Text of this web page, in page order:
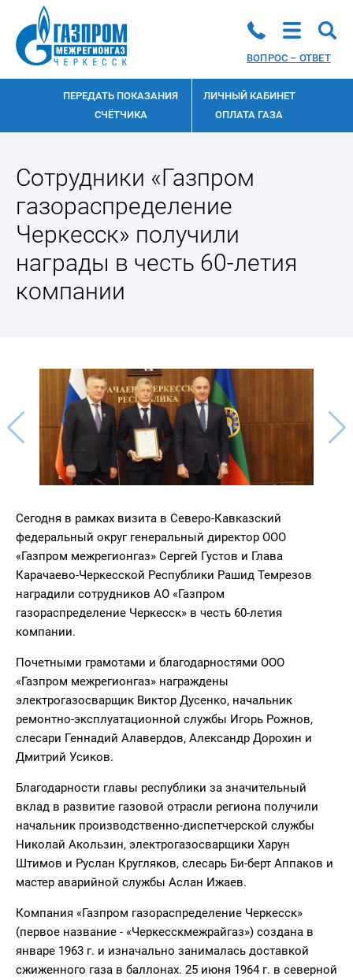
ВОПРОС – ОТВЕТ
ПЕРЕДАТЬ ПОКАЗАНИЯ
СЧЁТЧИКА
ЛИЧНЫЙ КАБИНЕТ
ОПЛАТА ГАЗА
Сотрудники «Газпром
газораспределение
Черкесск» получили
награды в честь 60-летия
компании
Сегодня в рамках визита в Северо-Кавказский
федеральный округ генеральный директор ООО
«Газпром межрегионгаз» Сергей Густов и Глава
Карачаево-Черкесской Республики Рашид Темрезов
наградили сотрудников АО «Газпром
газораспределение Черкесск» в честь 60-летия
компании.
Почетными грамотами и благодарностями ООО
«Газпром межрегионгаз» награждены
электрогазосварщик Виктор Дусенко, начальник
ремонтно-эксплуатационной службы Игорь Рожнов,
слесари Геннадий Алавердов, Александр Дорохин и
Дмитрий Усиков.
Благодарности главы республики за значительный
вклад в развитие газовой отрасли региона получили
начальник производственно-диспетчерской службы
Николай Акользин, электрогазосварщики Харун
Штимов и Руслан Кругляков, слесарь Би-берт Аппаков и
мастер аварийной службы Аслан Ижаев.
Компания «Газпром газораспределение Черкесск»
(первое название - «Черкесскмежрайгаз») создана в
январе 1963 г. и изначально занималась доставкой
сжиженного газа в баллонах. 25 июня 1964 г. в северной